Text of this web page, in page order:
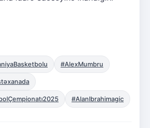
#AlexMumbru
#AlanIbrahimagic